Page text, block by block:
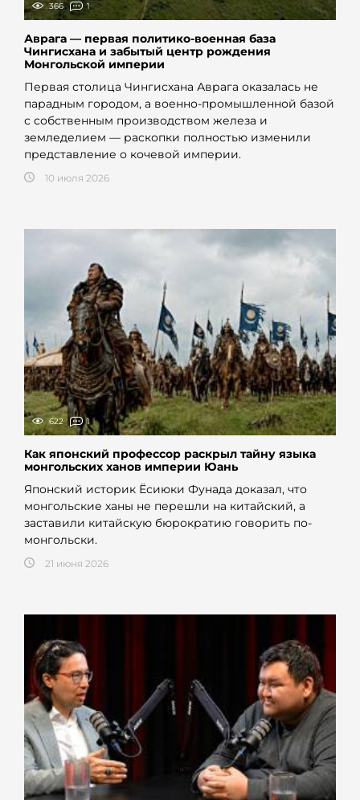
366 1
Аврага — первая политико-военная база
Чингисхана и забытый центр рождения
Монгольской империи
Первая столица Чингисхана Аврага оказалась не
парадным городом, а военно-промышленной базой
с собственным производством железа и
земледелием — раскопки полностью изменили
представление о кочевой империи.
10 июля 2026
622 1
Как японский профессор раскрыл тайну языка
монгольских ханов империи Юань
Японский историк Ёсиюки Фунада доказал, что
монгольские ханы не перешли на китайский, а
заставили китайскую бюрократию говорить по-
монгольски.
21 июня 2026